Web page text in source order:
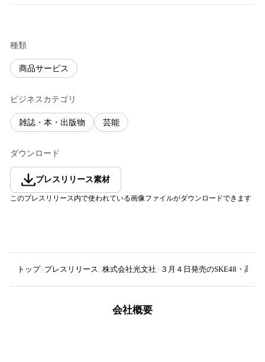
種類
商品サービス
ビジネスカテゴリ
雑誌・本・出版物 芸能
ダウンロード
プレスリリース素材
このプレスリリース内で使われている画像ファイルがダウンロードできます
トップ プレスリリース 株式会社光文社 ３月４日発売のSKE48・高
会社概要